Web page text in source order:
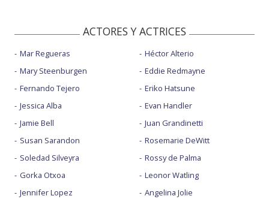
ACTORES Y ACTRICES
Mar Regueras
Mary Steenburgen
Fernando Tejero
Jessica Alba
Jamie Bell
Susan Sarandon
Soledad Silveyra
Gorka Otxoa
Jennifer Lopez
Héctor Alterio
Eddie Redmayne
Eriko Hatsune
Evan Handler
Juan Grandinetti
Rosemarie DeWitt
Rossy de Palma
Leonor Watling
Angelina Jolie